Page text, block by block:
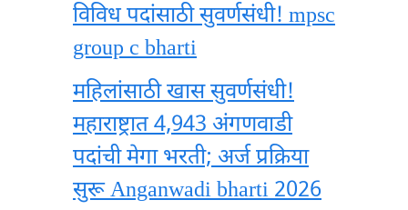
विविध पदांसाठी सुवर्णसंधी! mpsc
group c bharti
महिलांसाठी खास सुवर्णसंधी!
महाराष्ट्रात 4,943 अंगणवाडी
पदांची मेगा भरती; अर्ज प्रक्रिया
सुरू Anganwadi bharti 2026